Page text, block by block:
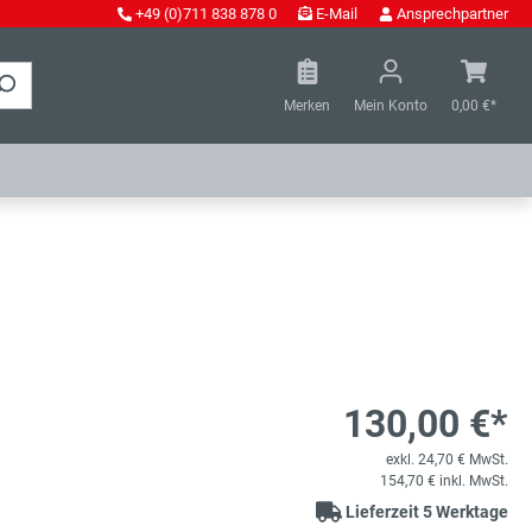
+49 (0)711 838 878 0 E-Mail Ansprechpartner
Merken Mein Konto 0,00 €*
130,00 €*
exkl. 24,70 € MwSt.
154,70 € inkl. MwSt.
Lieferzeit 5 Werktage